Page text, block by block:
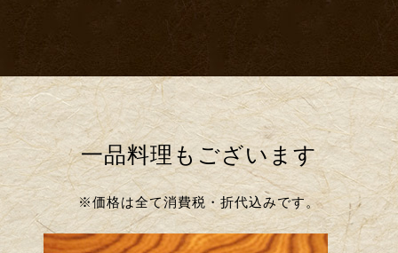
一品料理もございます
※価格は全て消費税・折代込みです。